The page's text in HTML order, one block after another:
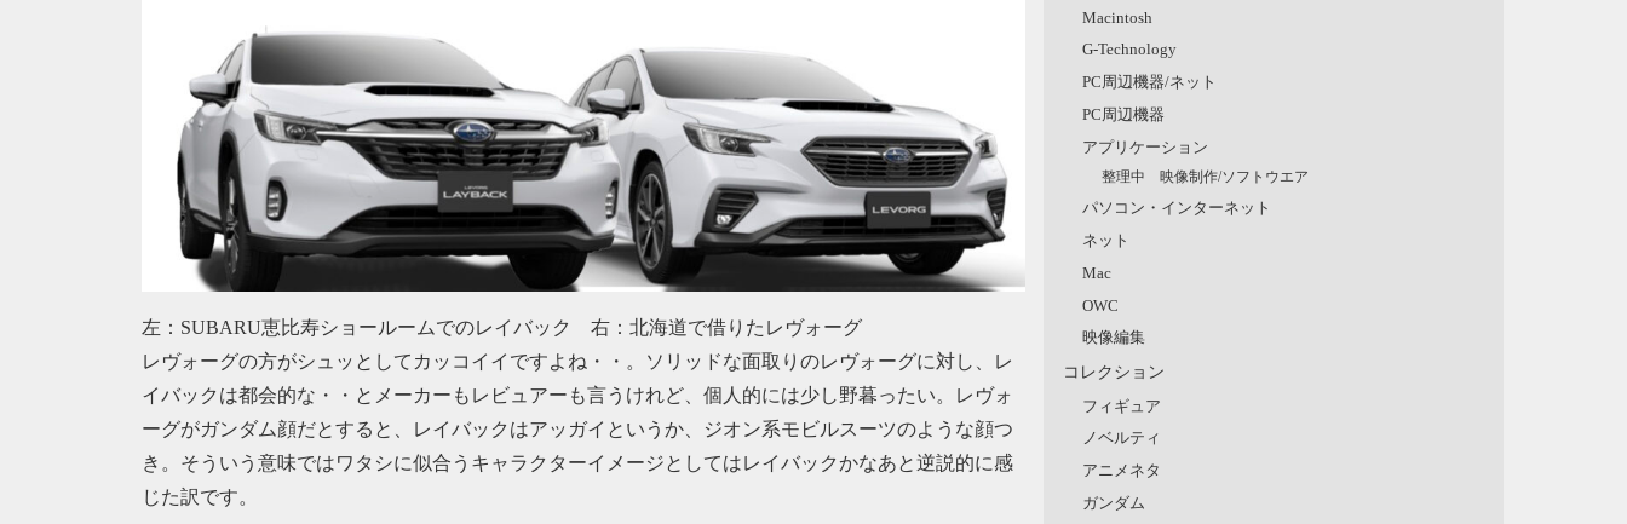
左：SUBARU恵比寿ショールームでのレイバック 右：北海道で借りたレヴォーグ
レヴォーグの方がシュッとしてカッコイイですよね・・。ソリッドな面取りのレヴォーグに対し、レ
イバックは都会的な・・とメーカーもレビュアーも言うけれど、個人的には少し野暮ったい。レヴォ
ーグがガンダム顔だとすると、レイバックはアッガイというか、ジオン系モビルスーツのような顔つ
き。そういう意味ではワタシに似合うキャラクターイメージとしてはレイバックかなあと逆説的に感
じた訳です。
Macintosh
G-Technology
PC周辺機器/ネット
PC周辺機器
アプリケーション
整理中 映像制作/ソフトウエア
パソコン・インターネット
ネット
Mac
OWC
映像編集
コレクション
フィギュア
ノベルティ
アニメネタ
ガンダム